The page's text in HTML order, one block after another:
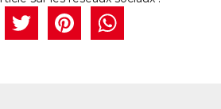
Facebook
Twitter